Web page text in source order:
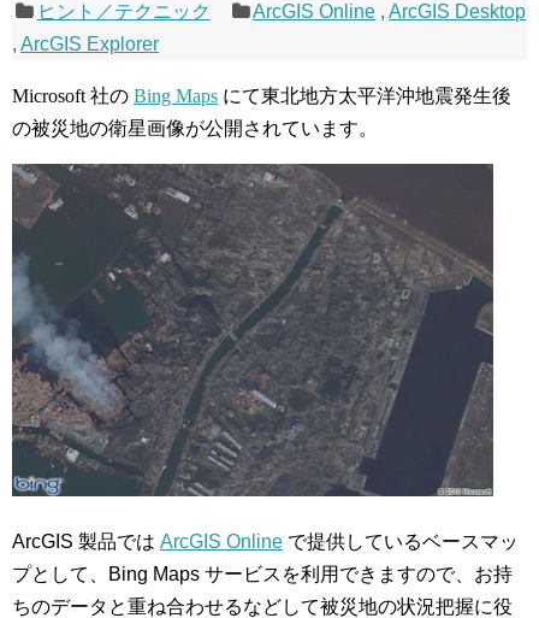
ヒント／テクニック
ArcGIS Online ,ArcGIS Desktop
, ArcGIS Explorer
Microsoft 社の Bing Maps にて東北地方太平洋沖地震発生後
の被災地の衛星画像が公開されています。
ArcGIS 製品では ArcGIS Online で提供しているベースマッ
プとして、Bing Maps サービスを利用できますので、お持
ちのデータと重ね合わせるなどして被災地の状況把握に役